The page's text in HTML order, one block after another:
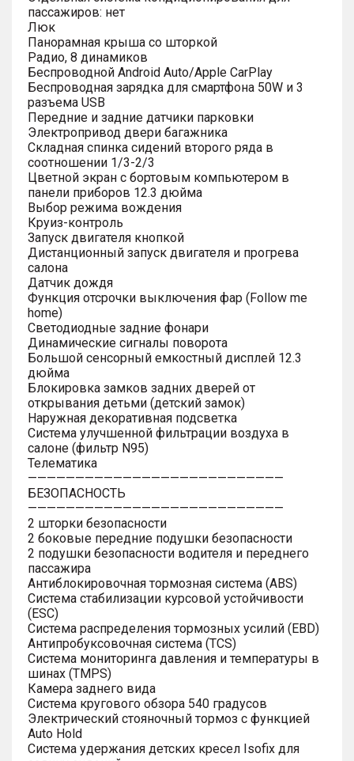
пассажиров: нет
Люк
Панорамная крыша со шторкой
Радио, 8 динамиков
Беспроводной Android Auto/Apple CarPlay
Беспроводная зарядка для смартфона 50W и 3
разъема USB
Передние и задние датчики парковки
Электропривод двери багажника
Складная спинка сидений второго ряда в
соотношении 1/3-2/3
Цветной экран с бортовым компьютером в
панели приборов 12.3 дюйма
Выбор режима вождения
Круиз-контроль
Запуск двигателя кнопкой
Дистанционный запуск двигателя и прогрева
салона
Датчик дождя
Функция отсрочки выключения фар (Follow me
home)
Светодиодные задние фонари
Динамические сигналы поворота
Большой сенсорный емкостный дисплей 12.3
дюйма
Блокировка замков задних дверей от
открывания детьми (детский замок)
Наружная декоративная подсветка
Система улучшенной фильтрации воздуха в
салоне (фильтр N95)
Телематика
———————————————————————————
БЕЗОПАСНОСТЬ
———————————————————————————
2 шторки безопасности
2 боковые передние подушки безопасности
2 подушки безопасности водителя и переднего
пассажира
Антиблокировочная тормозная система (ABS)
Система стабилизации курсовой устойчивости
(ESC)
Система распределения тормозных усилий (EBD)
Антипробуксовочная система (TCS)
Система мониторинга давления и температуры в
шинах (TMPS)
Камера заднего вида
Система кругового обзора 540 градусов
Электрический стояночный тормоз с функцией
Auto Hold
Система удержания детских кресел Isofix для